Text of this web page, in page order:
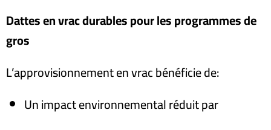
Dattes en vrac durables pour les programmes de
gros
L’approvisionnement en vrac bénéficie de:
Un impact environnemental réduit par